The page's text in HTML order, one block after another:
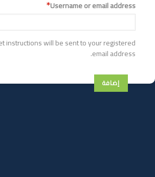
Username or email address
instructions will be sent to your registered
email address.